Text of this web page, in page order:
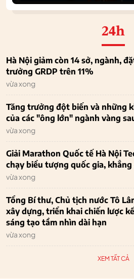
24h
Hà Nội giảm còn 14 sở, ngành,
trưởng GRDP trên 11%
vừa xong
Tăng trưởng đột biến và những
của các "ông lớn" ngành vàng
vừa xong
Giải Marathon Quốc tế Hà Nội
chạy biểu tượng quốc gia,
vừa xong
Tổng Bí thư, Chủ tịch nước Tô
xây dựng, triển khai chiến lược
sáng tạo tầm nhìn dài hạn
vừa xong
XEM TẤT CẢ